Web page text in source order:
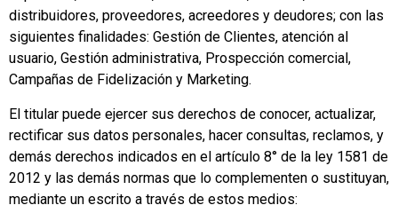
distribuidores, proveedores, acreedores y deudores; con las
siguientes finalidades: Gestión de Clientes, atención al
usuario, Gestión administrativa, Prospección comercial,
Campañas de Fidelización y Marketing.
El titular puede ejercer sus derechos de conocer, actualizar,
rectificar sus datos personales, hacer consultas, reclamos, y
demás derechos indicados en el artículo 8° de la ley 1581 de
2012 y las demás normas que lo complementen o sustituyan,
mediante un escrito a través de estos medios: